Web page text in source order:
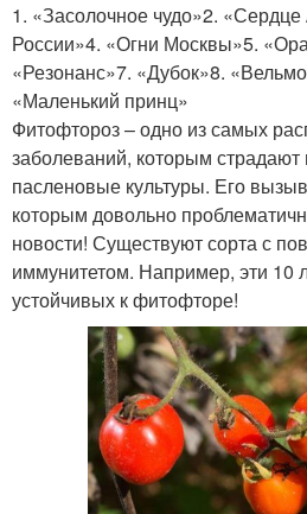
1. «Засолочное чудо»2.
России»4. «Огни Москвы»5.
«Резонанс»7. «Дубок»8.
«Маленький принц»
Фитофтороз – одно из самых
заболеваний, которым
пасленовые культуры. Его
которым довольно
новости! Существуют сорта с
иммунитетом. Например, эти 10
устойчивых к фитофторе!